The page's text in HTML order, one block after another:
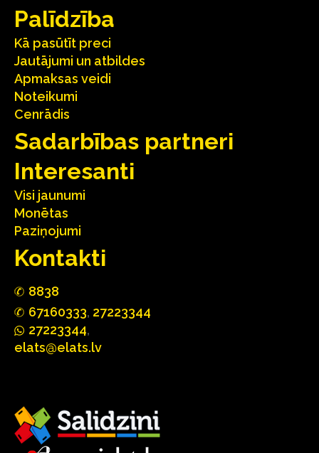
Palīdzība
Kā pasūtīt preci
Jautājumi un atbildes
Apmaksas veidi
Noteikumi
Cenrādis
Sadarbības partneri
Interesanti
Visi jaunumi
Monētas
Paziņojumi
Kontakti
8838
67160333, 27223344
27223344,
elats@elats.lv